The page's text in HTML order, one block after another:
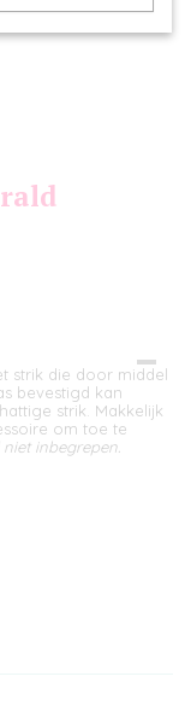
strik die door middel
bevestigd kan
strik. Makkelijk
om toe te
inbegrepen.